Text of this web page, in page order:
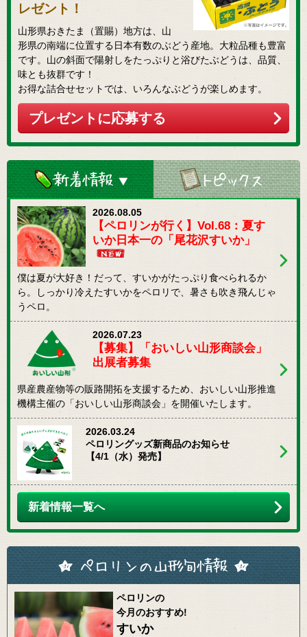
レゼント！
山形県おきたま（置賜）地方は、山
形県の南端に位置する日本有数のぶどう産地。大粒品種も豊富
です。山の斜面で陽射しをたっぷりと浴びたぶどうは、品質、
味とも抜群です！
お得な詰合せセットでは、いろんなぶどうが楽しめます。
プレゼントに応募する
新着情報
2026.08.05
【ペロリンが行く】Vol.68：夏す
いか日本一の「尾花沢すいか」
僕は夏が大好き！だって、すいかがたっぷり食べられるか
ら。しっかり冷えたすいかをペロリで、暑さも吹き飛んじゃ
うペロ。
2026.07.23
【募集】「おいしい山形商談会」
出展者募集
県産農産物等の販路開拓を支援するため、おいしい山形推進
機構主催の「おいしい山形商談会」を開催いたします。
2026.03.24
ペロリングッズ新商品のお知らせ
【4/1（水）発売】
新着情報一覧へ
ペロリンの
今月のおすすめ!
すいか